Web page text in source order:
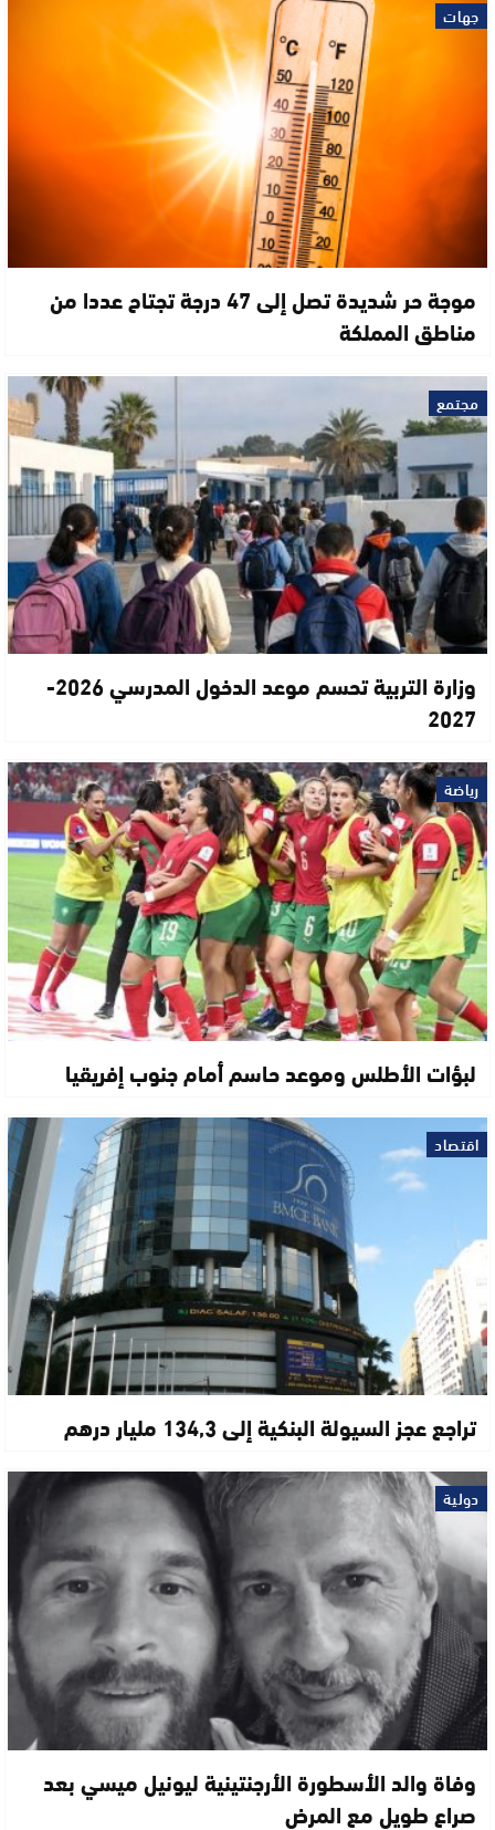
جهات
موجة حر شديدة تصل إلى 47 درجة تجتاح عددا من
مناطق المملكة
مجتمع
وزارة التربية تحسم موعد الدخول المدرسي 2026-
2027
رياضة
لبؤات الأطلس وموعد حاسم أمام جنوب إفريقيا
اقتصاد
تراجع عجز السيولة البنكية إلى 134,3 مليار درهم
دولية
وفاة والد الأسطورة الأرجنتينية ليونيل ميسي بعد
صراع طويل مع المرض